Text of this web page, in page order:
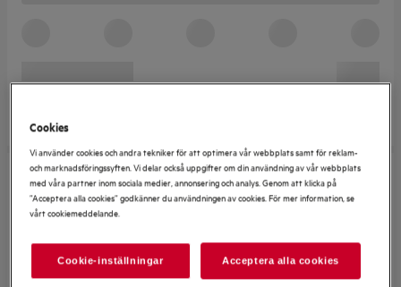
Cookies
Vi använder cookies och andra tekniker för att optimera vår webbplats samt för reklam-
och marknadsföringssyften. Vi delar också uppgifter om din användning av vår webbplats
med våra partner inom sociala medier, annonsering och analys. Genom att klicka på
”Acceptera alla cookies” godkänner du användningen av cookies. För mer information, se
vårt cookiemeddelande.
Cookie-inställningar Acceptera alla cookies